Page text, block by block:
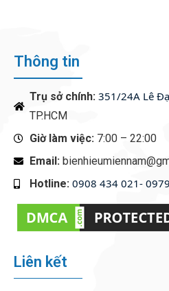
Thông tin
Trụ sở chính: 351/24A Lê
TP.HCM
Giờ làm việc: 7:00 – 22:00
Email:
Hotline: 0908 434 021-
Liên kết